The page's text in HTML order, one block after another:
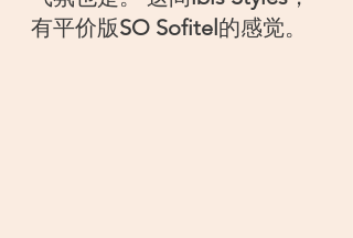
有平价版SO Sofitel的感觉。